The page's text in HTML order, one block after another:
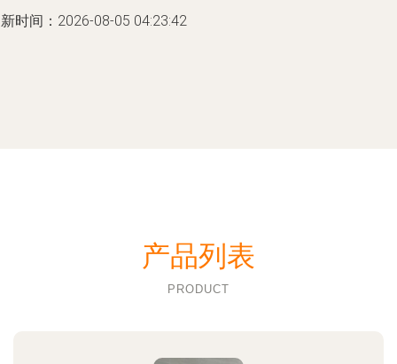
时间：2026-08-05 04:23:42
产品列表
PRODUCT